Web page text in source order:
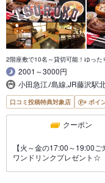
2階座敷で10名～貸切可能！ゆった
2001～3000円
小田急江ﾉ島線,JR藤沢駅
口コミ投稿特典対象店 ポイ
クーポン
【火～金の17:00～19:00
ワンドリンクプレゼント☆